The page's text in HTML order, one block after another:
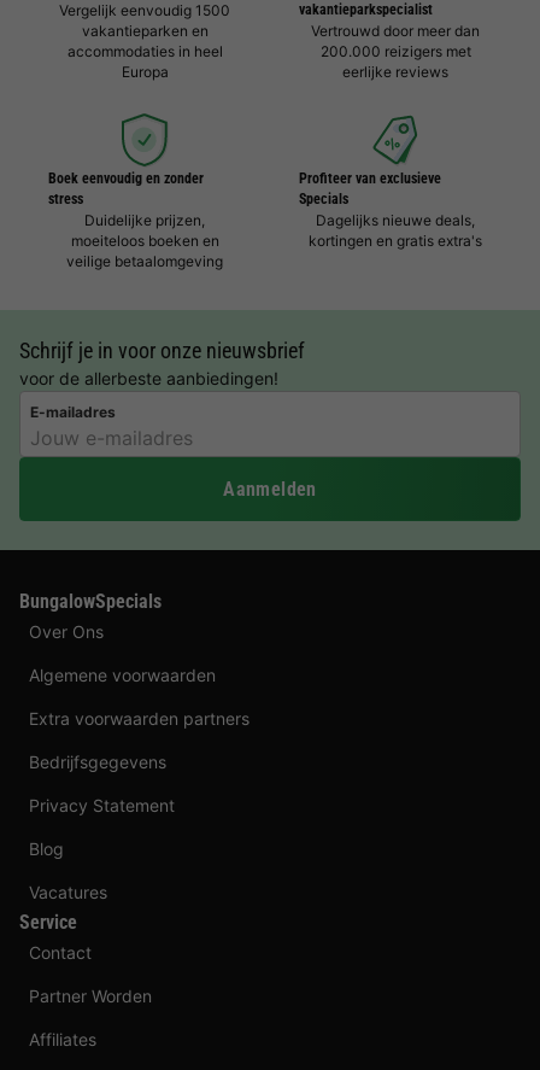
Vergelijk eenvoudig 1500
vakantieparken en
accommodaties in heel
Europa
vakantieparkspecialist
Vertrouwd door meer dan
200.000 reizigers met
eerlijke reviews
Boek eenvoudig en zonder
stress
Duidelijke prijzen,
moeiteloos boeken en
veilige betaalomgeving
Profiteer van exclusieve
Specials
Dagelijks nieuwe deals,
kortingen en gratis extra's
Schrijf je in voor onze nieuwsbrief
voor de allerbeste aanbiedingen!
E-mailadres
Aanmelden
BungalowSpecials
Over Ons
Algemene voorwaarden
Extra voorwaarden partners
Bedrijfsgegevens
Privacy Statement
Blog
Vacatures
Service
Contact
Partner Worden
Affiliates